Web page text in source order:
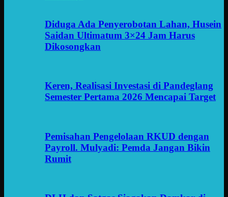
Diduga Ada Penyerobotan Lahan, Husein
Saidan Ultimatum 3×24 Jam Harus
Dikosongkan
Keren, Realisasi Investasi di Pandeglang
Semester Pertama 2026 Mencapai Target
Pemisahan Pengelolaan RKUD dengan
Payroll. Mulyadi: Pemda Jangan Bikin
Rumit